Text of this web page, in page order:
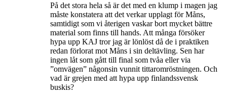
På det stora hela så är det med en klump i magen jag
måste konstatera att det verkar upplagt för Måns,
samtidigt som vi återigen vaskar bort mycket bättre
material som finns till hands. Att många försöker
hypa upp KAJ tror jag är lönlöst då de i praktiken
redan förlorat mot Måns i sin deltävling. Sen har
ingen låt som gått till final som tvåa eller via
”omvägen” någonsin vunnit tittaromröstningen. Och
vad är grejen med att hypa upp finlandssvensk
buskis?